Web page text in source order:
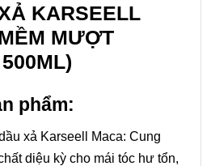
KARSEELL
MƯỢT
phẩm:
xả Karseell Maca: Cung
diệu kỳ cho mái tóc hư tổn,